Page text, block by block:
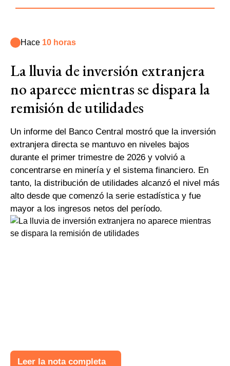
Hace 10 horas
La lluvia de inversión extranjera
no aparece mientras se dispara la
remisión de utilidades
Un informe del Banco Central mostró que la inversión
extranjera directa se mantuvo en niveles bajos
durante el primer trimestre de 2026 y volvió a
concentrarse en minería y el sistema financiero. En
tanto, la distribución de utilidades alcanzó el nivel más
alto desde que comenzó la serie estadística y fue
mayor a los ingresos netos del período.
Leer la nota completa